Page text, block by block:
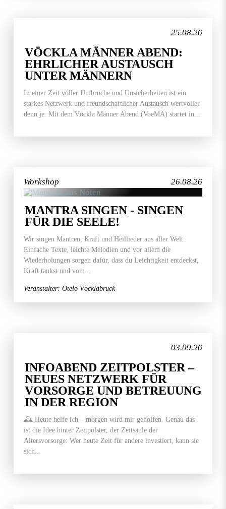
25.08.26
VÖCKLA MÄNNER ABEND:
EHRLICHER AUSTAUSCH
UNTER MÄNNERN
In einer Zeit voller Umbrüche und Unsicherheiten ist ein
starkes Netzwerk und freundschaftlicher Austausch wertvoller
denn je. Mit dem Vöckla Männer Abend (VoeMA) startet in...
26.08.26
Workshop
MANTRA SINGEN - SINGEN
FÜR DIE SEELE!
Wir singen Mantren, Kraft und Heillieder aus aller Welt.
Einfache Texte, leichte Melodien und vor allem die
Wiederholungen sorgen dafür, dass du Leichtigkeit entdeckst,
Kraft tankst und vom...
Veranstalter: Otelo Vöcklabruck
03.09.26
INFOABEND ZEITPOLSTER –
NEUES NETZWERK FÜR
VORSORGE UND BETREUUNG
IN DER REGION
🕰️ Heute helfe ich – morgen wird mir geholfen. Genau das
ist die Idee hinter Zeitpolster, der Zeitsäule der
Altersvorsorge: Wer heute Zeit für andere investiert, kann sie
sich...